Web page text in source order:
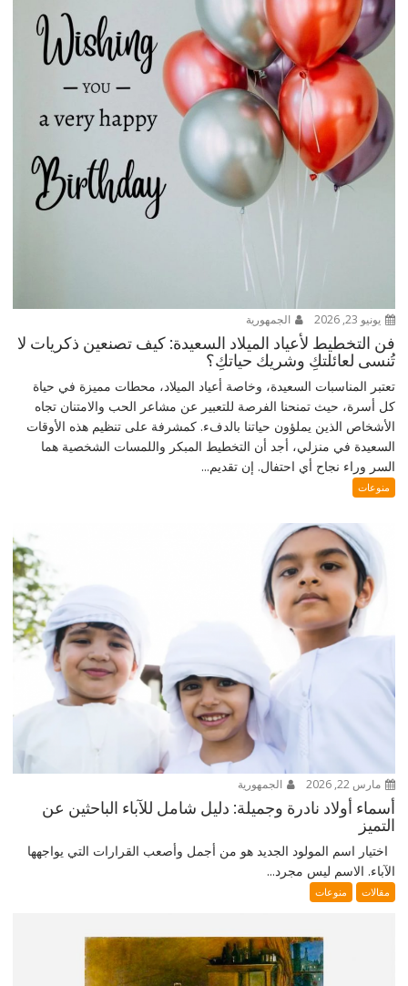
يونيو 23, 2026 الجمهورية
فن التخطيط لأعياد الميلاد السعيدة: كيف تصنعين ذكريات لا
تُنسى لعائلتكِ وشريك حياتكِ؟
تعتبر المناسبات السعيدة، وخاصة أعياد الميلاد، محطات مميزة في حياة
كل أسرة، حيث تمنحنا الفرصة للتعبير عن مشاعر الحب والامتنان تجاه
الأشخاص الذين يملؤون حياتنا بالدفء. كمشرفة على تنظيم هذه الأوقات
السعيدة في منزلي، أجد أن التخطيط المبكر واللمسات الشخصية هما
السر وراء نجاح أي احتفال. إن تقديم...
منوعات
مارس 22, 2026 الجمهورية
أسماء أولاد نادرة وجميلة: دليل شامل للآباء الباحثين عن
التميز
اختيار اسم المولود الجديد هو من أجمل وأصعب القرارات التي يواجهها
الآباء. الاسم ليس مجرد...
مقالات منوعات